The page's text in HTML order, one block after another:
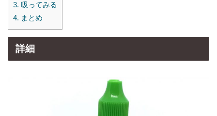
3. 吸ってみる
4. まとめ
詳細